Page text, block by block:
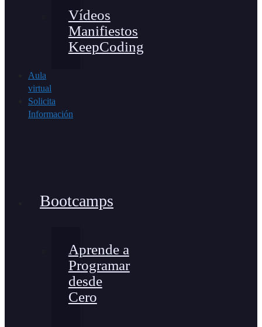
Vídeos
Manifiestos
KeepCoding
Aula
virtual
Solicita
Información
Bootcamps
Aprende a
Programar
desde
Cero